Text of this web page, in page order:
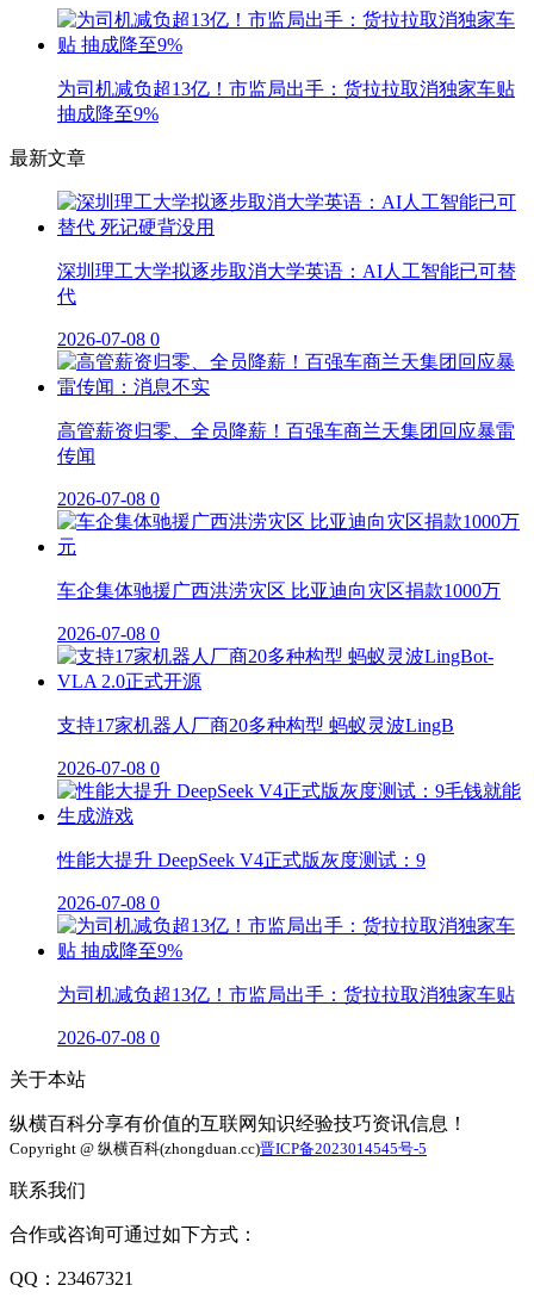
为司机减负超13亿！市监局出手：货拉拉取消独家车贴
抽成降至9%
最新文章
深圳理工大学拟逐步取消大学英语：AI人工智能已可替
代
2026-07-08 0
高管薪资归零、全员降薪！百强车商兰天集团回应暴雷
传闻
2026-07-08 0
车企集体驰援广西洪涝灾区 比亚迪向灾区捐款1000万
2026-07-08 0
支持17家机器人厂商20多种构型 蚂蚁灵波LingB
2026-07-08 0
性能大提升 DeepSeek V4正式版灰度测试：9
2026-07-08 0
为司机减负超13亿！市监局出手：货拉拉取消独家车贴
2026-07-08 0
关于本站
纵横百科分享有价值的互联网知识经验技巧资讯信息！
Copyright @ 纵横百科(zhongduan.cc)晋ICP备2023014545号-5
联系我们
合作或咨询可通过如下方式：
QQ：23467321